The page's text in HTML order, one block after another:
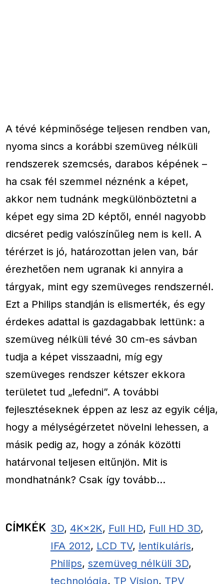
A tévé képminősége teljesen rendben van,
nyoma sincs a korábbi szemüveg nélküli
rendszerek szemcsés, darabos képének –
ha csak fél szemmel néznénk a képet,
akkor nem tudnánk megkülönböztetni a
képet egy sima 2D képtől, ennél nagyobb
dicséret pedig valószínűleg nem is kell. A
térérzet is jó, határozottan jelen van, bár
érezhetően nem ugranak ki annyira a
tárgyak, mint egy szemüveges rendszernél.
Ezt a Philips standján is elismerték, és egy
érdekes adattal is gazdagabbak lettünk: a
szemüveg nélküli tévé 30 cm-es sávban
tudja a képet visszaadni, míg egy
szemüveges rendszer kétszer ekkora
területet tud „lefedni”. A további
fejlesztéseknek éppen az lesz az egyik célja,
hogy a mélységérzetet növelni lehessen, a
másik pedig az, hogy a zónák közötti
határvonal teljesen eltűnjön. Mit is
mondhatnánk? Csak így tovább…
CÍMKÉK 3D, 4K×2K, Full HD, Full HD 3D,
IFA 2012, LCD TV, lentikuláris,
Philips, szemüveg nélküli 3D,
technológia, TP Vision, TPV